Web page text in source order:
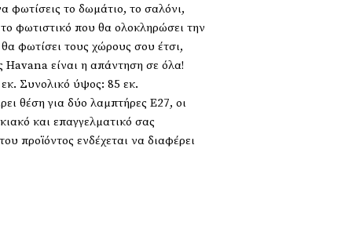
το δωμάτιο, το σαλόνι,
φωτιστικό που θα ολοκληρώσει την
θα φωτίσει τους χώρους σου έτσι,
Havana είναι η απάντηση σε όλα!
Συνολικό ύψος: 85 εκ.
θέση για δύο λαμπτήρες Ε27, οι
και επαγγελματικό σας
προϊόντος ενδέχεται να διαφέρει